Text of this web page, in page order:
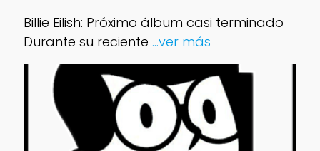
Billie Eilish: Próximo álbum casi terminado
Durante su reciente ...ver más